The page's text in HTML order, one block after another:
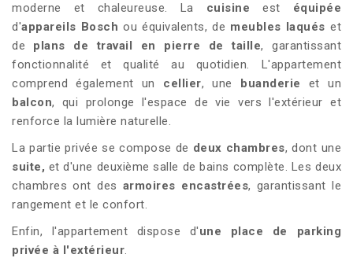
moderne et chaleureuse. La cuisine est équipée
d'appareils Bosch ou équivalents, de meubles laqués et
de plans de travail en pierre de taille, garantissant
fonctionnalité et qualité au quotidien. L'appartement
comprend également un cellier, une buanderie et un
balcon, qui prolonge l'espace de vie vers l'extérieur et
renforce la lumière naturelle.
La partie privée se compose de deux chambres, dont une
suite, et d'une deuxième salle de bains complète. Les deux
chambres ont des armoires encastrées, garantissant le
rangement et le confort.
Enfin, l'appartement dispose d'une place de parking
privée à l'extérieur.